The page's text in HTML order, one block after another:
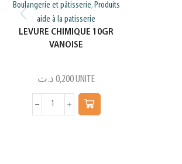
Boulangerie et pâtisserie, Produits
aide à la patisserie
LEVURE CHIMIQUE 10GR
VANOISE
0,200 د.ت UNITE